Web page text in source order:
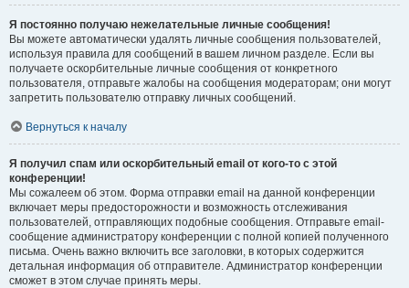
Я постоянно получаю нежелательные личные сообщения!
Вы можете автоматически удалять личные сообщения пользователей,
используя правила для сообщений в вашем личном разделе. Если вы
получаете оскорбительные личные сообщения от конкретного
пользователя, отправьте жалобы на сообщения модераторам; они могут
запретить пользователю отправку личных сообщений.
Вернуться к началу
Я получил спам или оскорбительный email от кого-то с этой
конференции!
Мы сожалеем об этом. Форма отправки email на данной конференции
включает меры предосторожности и возможность отслеживания
пользователей, отправляющих подобные сообщения. Отправьте email-
сообщение администратору конференции с полной копией полученного
письма. Очень важно включить все заголовки, в которых содержится
детальная информация об отправителе. Администратор конференции
сможет в этом случае принять меры.